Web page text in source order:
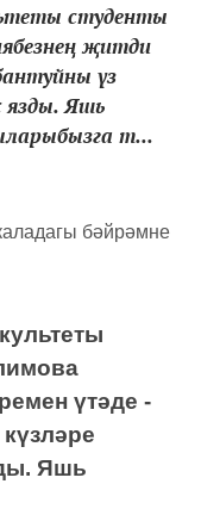
студенты
җитди
үз
язды. Яшь
т...
үтәде -
Яшь